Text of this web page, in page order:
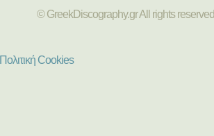
© GreekDiscography.gr All rights
Πολιτική Cookies